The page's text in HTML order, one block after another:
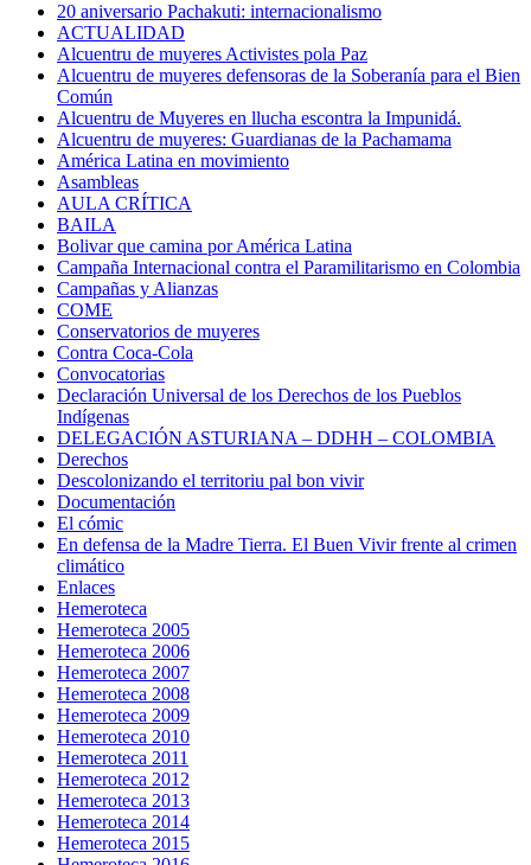
20 aniversario Pachakuti: internacionalismo
ACTUALIDAD
Alcuentru de muyeres Activistes pola Paz
Alcuentru de muyeres defensoras de la Soberanía para el Bien
Común
Alcuentru de Muyeres en llucha escontra la Impunidá.
Alcuentru de muyeres: Guardianas de la Pachamama
América Latina en movimiento
Asambleas
AULA CRÍTICA
BAILA
Bolivar que camina por América Latina
Campaña Internacional contra el Paramilitarismo en Colombia
Campañas y Alianzas
COME
Conservatorios de muyeres
Contra Coca-Cola
Convocatorias
Declaración Universal de los Derechos de los Pueblos
Indígenas
DELEGACIÓN ASTURIANA – DDHH – COLOMBIA
Derechos
Descolonizando el territoriu pal bon vivir
Documentación
El cómic
En defensa de la Madre Tierra. El Buen Vivir frente al crimen
climático
Enlaces
Hemeroteca
Hemeroteca 2005
Hemeroteca 2006
Hemeroteca 2007
Hemeroteca 2008
Hemeroteca 2009
Hemeroteca 2010
Hemeroteca 2011
Hemeroteca 2012
Hemeroteca 2013
Hemeroteca 2014
Hemeroteca 2015